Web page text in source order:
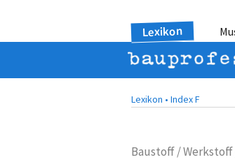
Lexikon
Lexikon • Index F
Baustoff /